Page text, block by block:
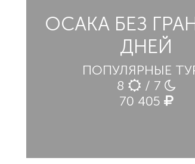
ОСАКА БЕЗ
ДНЕЙ
ПОПУЛЯРНЫЕ
8
/ 7
70 405